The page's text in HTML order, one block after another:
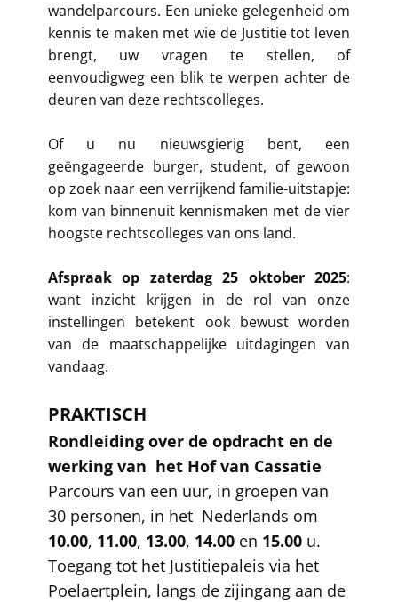
wandelparcours. Een unieke gelegenheid om
kennis te maken met wie de Justitie tot leven
brengt, uw vragen te stellen, of
eenvoudigweg een blik te werpen achter de
deuren van deze rechtscolleges.
Of u nu nieuwsgierig bent, een
geëngageerde burger, student, of gewoon
op zoek naar een verrijkend familie-uitstapje:
kom van binnenuit kennismaken met de vier
hoogste rechtscolleges van ons land.
Afspraak op zaterdag 25 oktober 2025:
want inzicht krijgen in de rol van onze
instellingen betekent ook bewust worden
van de maatschappelijke uitdagingen van
vandaag.
PRAKTISCH
Rondleiding over de opdracht en de
werking van het Hof van Cassatie
Parcours van een uur, in groepen van
30 personen, in het Nederlands om
10.00, 11.00, 13.00, 14.00 en 15.00 u.
Toegang tot het Justitiepaleis via het
Poelaertplein, langs de zijingang aan de